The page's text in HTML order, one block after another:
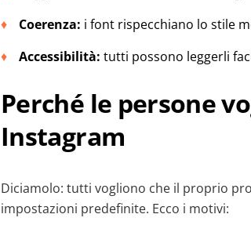
Coerenza: i font rispecchiano lo stile
Accessibilità: tutti possono leggerli
Perché le persone
Instagram
Diciamolo: tutti vogliono che il proprio
impostazioni predefinite. Ecco i motivi: